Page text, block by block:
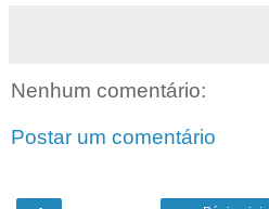
Nenhum comentário:
Postar um comentário